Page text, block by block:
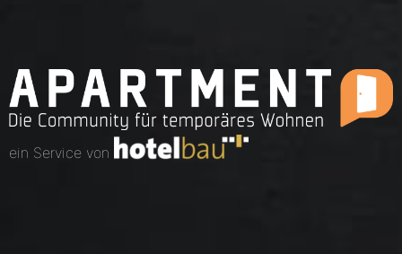
ein Service von